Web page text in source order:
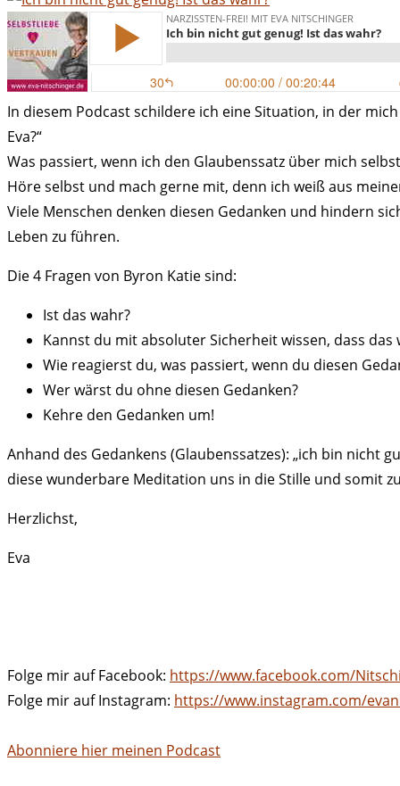
In diesem Podcast schildere ich eine Situation, in der
Eva?“
Was passiert, wenn ich den Glaubenssatz über mich
Höre selbst und mach gerne mit, denn ich weiß aus
Viele Menschen denken diesen Gedanken und hindern
Leben zu führen.
Die 4 Fragen von Byron Katie sind:
Ist das wahr?
Kannst du mit absoluter Sicherheit wissen, dass das
Wie reagierst du, was passiert, wenn du diesen
Wer wärst du ohne diesen Gedanken?
Kehre den Gedanken um!
Anhand des Gedankens (Glaubenssatzes): „ich bin nicht
diese wunderbare Meditation uns in die Stille und somit
Herzlichst,
Eva
Folge mir auf Facebook: https://www.facebook.com/
Folge mir auf Instagram: https://www.instagram.com/
Abonniere hier meinen Podcast